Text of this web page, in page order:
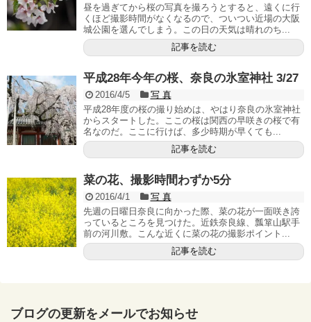
昼を過ぎてから桜の写真を撮ろうとすると、遠くに行
くほど撮影時間がなくなるので、ついつい近場の大阪
城公園を選んでしまう。この日の天気は晴れのち...
記事を読む
平成28年今年の桜、奈良の氷室神社 3/27
2016/4/5
写 真
平成28年度の桜の撮り始めは、やはり奈良の氷室神社
からスタートした。ここの桜は関西の早咲きの桜で有
名なのだ。ここに行けば、多少時期が早くても...
記事を読む
菜の花、撮影時間わずか5分
2016/4/1
写 真
先週の日曜日奈良に向かった際、菜の花が一面咲き誇
っているところを見つけた。近鉄奈良線、瓢箪山駅手
前の河川敷。こんな近くに菜の花の撮影ポイント...
記事を読む
ブログの更新をメールでお知らせ